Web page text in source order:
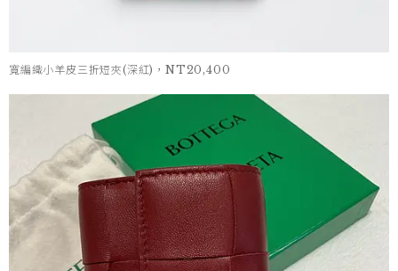
寬編織小羊皮三折短夾(深紅)，NT20,400